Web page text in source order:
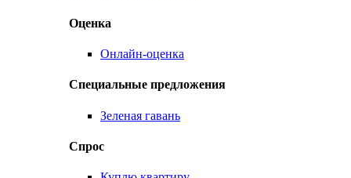
Оценка
Онлайн-оценка
Специальные предложения
Зеленая гавань
Спрос